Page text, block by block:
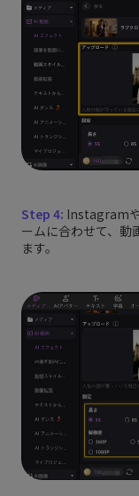
Step 4: Instagram
ームに合わせて、動
ます。